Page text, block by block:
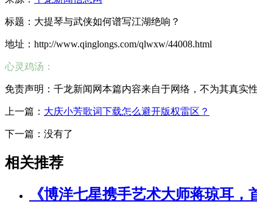
标题：大提琴与武侠如何谱写江湖绝响？
地址：http://www.qinglongs.com/qlwxw/44008.html
心灵鸡汤：
免责声明：千龙新闻网本篇内容来自于网络，不为其真实
上一篇： 大庆小芳歌词下载怎么避开版权雷区？
下一篇：没有了
相关推荐
《博洋七星携手艺术大师蒋琼耳，